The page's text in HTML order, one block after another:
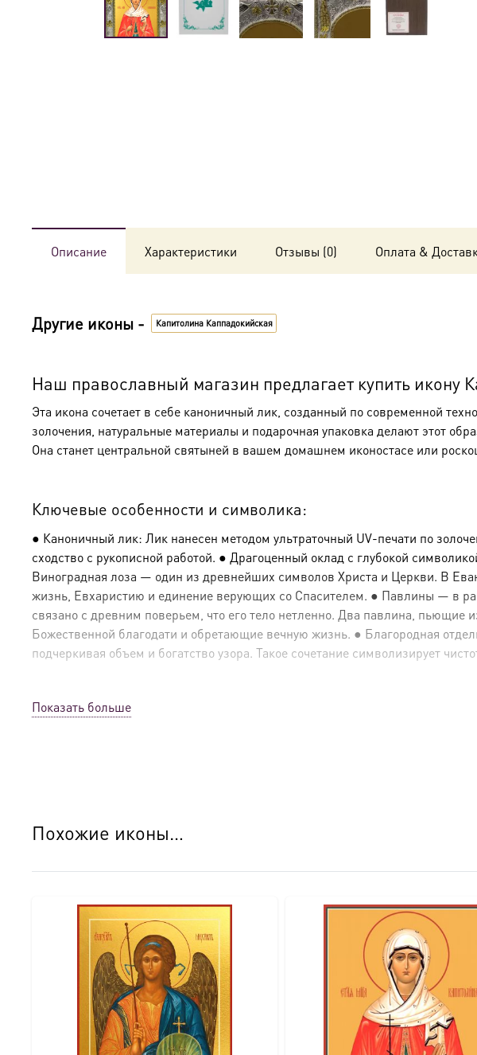
Описание Характеристики Отзывы (0) Оплата &
Другие иконы - Капитолина Каппадокийская
Наш православный магазин предлагает купить икону
Эта икона сочетает в себе каноничный лик, созданный по современной
золочения, натуральные материалы и подарочная упаковка делают этот
Она станет центральной святыней в вашем домашнем иконостасе или
Ключевые особенности и символика:
● Каноничный лик: Лик нанесен методом ультраточный UV-печати по
сходство с рукописной работой. ● Драгоценный оклад с глубокой
Виноградная лоза — один из древнейших символов Христа и Церкви. В
жизнь, Евхаристию и единение верующих со Спасителем. ● Павлины — в
связано с древним поверьем, что его тело нетленно. Два павлина,
Божественной благодати и обретающие вечную жизнь. ● Благородная
подчеркивая объем и богатство узора. Такое сочетание символизирует
Эксклюзивные детали:
рисунком (павлины и виноградная лоза). ● Покрытие оклада: Серебрение
Идеальный подарок:
Этот образ достоин стать главным подарком на: ● Крещение или
покровителю. ● Новоселье — для освящения нового дома.
Доставка и заказ:
Показать больше
Похожие иконы…